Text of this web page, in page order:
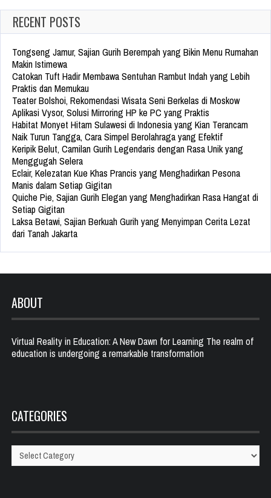
RECENT POSTS
Tongseng Jamur, Sajian Gurih Berempah yang Bikin Menu Rumahan
Makin Istimewa
Catokan Tuft Hadir Membawa Sentuhan Rambut Indah yang Lebih
Praktis dan Memukau
Teater Bolshoi, Rekomendasi Wisata Seni Berkelas di Moskow
Aplikasi Vysor, Solusi Mirroring HP ke PC yang Praktis
Habitat Monyet Hitam Sulawesi di Indonesia yang Kian Terancam
Naik Turun Tangga, Cara Simpel Berolahraga yang Efektif
Keripik Belut, Camilan Gurih Legendaris dengan Rasa Unik yang
Menggugah Selera
Eclair, Kelezatan Kue Khas Prancis yang Menghadirkan Pesona
Manis dalam Setiap Gigitan
Quiche Pie, Sajian Gurih Elegan yang Menghadirkan Rasa Hangat di
Setiap Gigitan
Laksa Betawi, Sajian Berkuah Gurih yang Menyimpan Cerita Lezat
dari Tanah Jakarta
ABOUT
Virtual Reality in Education: A New Dawn for Learning The realm of
education is undergoing a remarkable transformation
CATEGORIES
Categories